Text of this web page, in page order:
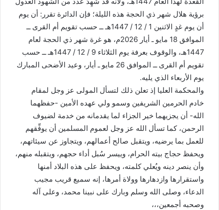
برؤية هلال شهر ذي الحجة هذه الليلة؛ فإن الدائرة تقرر: أن يوم
أن يوم غدٍ الاثنين 1 / 12 / 1447هـ ــ حسب تقويم أم القرى ــ
الموافق 18 مايو ـ أيار 2026م، هو غرة شهر ذي الحجة لعام
1447هـ، والوقوف بعرفة يوم الثلاثاء 9 / 12 / 1447هـ ــ حسب
تقويم أم القرى ــ الموافق 26 مايو ـ أيار، وعيد الأضحى المبارك
يوم الأربعاء الذي يليه.
والمحكمة العليا إذ تعلن ذلك لتسأل المولى عز وجل لمقام
خادم الحرمين الشريفين وسمو ولي عهده الأمين -حفظهما
الله- أن يجزيهما خير الجزاء لما يقدمانه من خدمة لضيوف
الرحمن، كما تسأل الله عز وجل لعموم المسلمين أن يوفِّقهم
للعمل بما يرضيه، ويتقبل صالح أعمالهم، ويتجاوز عن سيئاتهم،
ويحفظ حجاج بيته الحرام، وييسر سُبل أداء حجهم، ويتقبله منهم،
وأن ينصر دينه ويُعلي كلمته، ويحفظ على هذه البلاد أمنها
واستقرارها وازدهارها وولاة أمرها، إنه سميع قريب مجيب
الدعاء، وصلى الله وسلم وبارك على نبينا محمد، وعلى آله
وصحبه أجمعين،،،